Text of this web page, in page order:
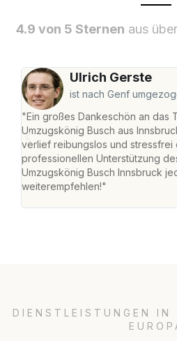
4.9 von 5 Sternen aus
Ulrich Gerste
ist nach Genf
"Ein großes Dankeschön an das
Umzugskönig Busch aus
verlief reibungslos und stressfrei
professionellen Unterstützung
Umzugskönig Busch Innsbruck
weiterempfehlen!"
DIENSTLEISTUNGEN IN